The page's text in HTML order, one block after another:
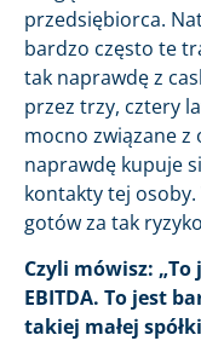
przedsiębiorca.
bardzo często te
tak naprawdę z
przez trzy, cztery
mocno związane z
naprawdę kupuje
kontakty tej osoby.
gotów za tak
Czyli mówisz:
EBITDA. To jest
takiej małej